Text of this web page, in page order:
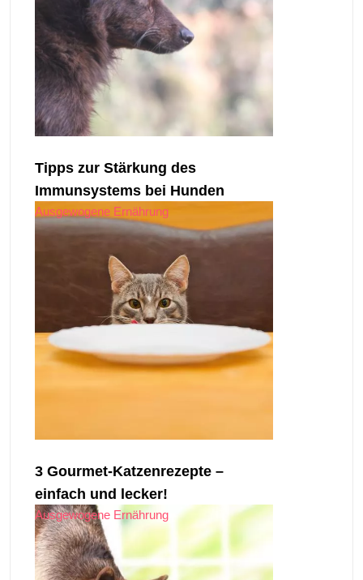
Tipps zur Stärkung des
Immunsystems bei Hunden
Ausgewogene Ernährung
3 Gourmet-Katzenrezepte –
einfach und lecker!
Ausgewogene Ernährung